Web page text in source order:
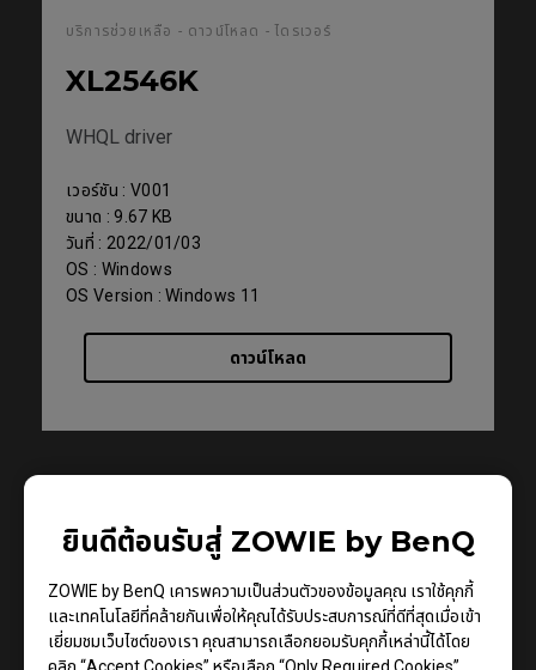
ยินดีต้อนรับสู่ ZOWIE by BenQ
ZOWIE by BenQ เคารพความเป็นส่วนตัวของข้อมูลคุณ เราใช้คุกกี้
และเทคโนโลยีที่คล้ายกันเพื่อให้คุณได้รับประสบการณ์ที่ดีที่สุดเมื่อเข้า
เยี่ยมชมเว็บไซต์ของเรา คุณสามารถเลือกยอมรับคุกกี้เหล่านี้ได้โดย
คลิก “Accept Cookies” หรือเลือก “Only Required Cookies”
บริการช่วยเหลือ - ดาวน์โหลด - ไดรเวอร์
XL2546K
WHQL driver
เวอร์ชัน : V001
ขนาด : 9.67 KB
วันที่ : 2022/01/03
OS : Windows
OS Version : Windows 11
ดาวน์โหลด